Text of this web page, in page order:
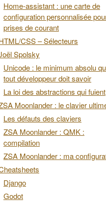
Home-assistant : une carte de
configuration personnalisée
prises de courant
CSS – Sélecteurs
Spolsky
Unicode : le minimum absolu
tout développeur doit savoir
La loi des abstractions qui fuient
Moonlander : le clavier
Les défauts des claviers
ZSA Moonlander : QMK :
compilation
ZSA Moonlander : ma
Django
Godot